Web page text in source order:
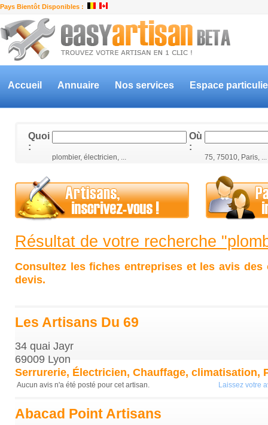
Pays Bientôt Disponibles :
Accueil Annuaire Nos services Espace
Quoi
:
Où
:
plombier, électricien, ... 75, 75010, Paris, ...
Résultat de votre recherche
Consultez les fiches entreprises et les avis des
devis.
Les Artisans Du 69
34 quai Jayr
69009 Lyon
Serrurerie, Électricien, Chauffage, climatisation,
Aucun avis n'a été posté pour cet artisan. Laissez votre
Abacad Point Artisans